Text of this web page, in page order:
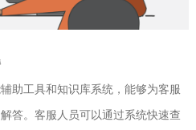
工具和知识库系统，能够为客服
答。客服人员可以通过系统快速查